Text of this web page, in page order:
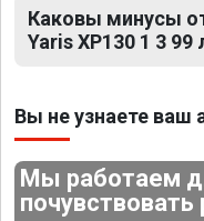
Каковы минусы
Yaris XP130 1 3 99
Вы не узнаете ваш
Мы работаем
почувствовать